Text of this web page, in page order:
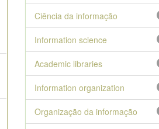
Ciência da informação
Information science
Academic libraries
Information organization
Organização da informação